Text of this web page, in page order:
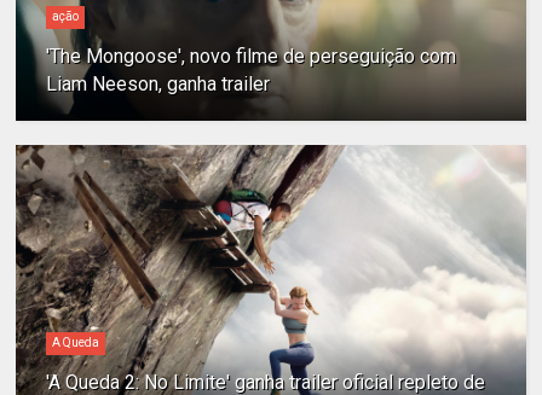
ação
'The Mongoose', novo filme de perseguição com
Liam Neeson, ganha trailer
A Queda
'A Queda 2: No Limite' ganha trailer oficial repleto de